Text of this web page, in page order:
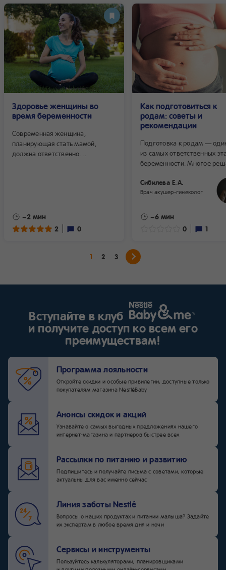
Здоровье женщины во
время беременности
Современная женщина,
планирующая стать мамой,
должна ответственно
ребёнка отказаться от вредных
привычек, пройти обследование
у терапевта и гинеколога, сдать
внутриутробного развития плода.
~2 мин
2
0
Как подготовиться к
родам: советы и
рекомендации
Подготовка к родам —
из самых ответственных
беременности. Многое
ее психологическое
и физическая форма.
Рассказываем, как
к родам и что взять с собой
в родильный дом.
Сибилева Е.А.
Врач акушер-гинеколог
~6 мин
0
1
1 2 3
Вступайте в клуб
и получите доступ ко всем его
преимуществам!
Программа лояльности
Откройте скидки и особые привилегии, доступные только
покупателям магазина NestléBaby
Анонсы скидок и акций
Узнавайте о самых выгодных предложениях нашего
интернет-магазина и партнеров быстрее всех
Рассылки по питанию и развитию
Подпишитесь и получайте письма с советами, которые
актуальны для вас именно сейчас
Линия заботы Nestlé
Вопросы о наших продуктах и питании малыша? Задайте
их экспертам в любое время дня и ночи
Сервисы и инструменты
Пользуйтесь калькуляторами, планировщиками